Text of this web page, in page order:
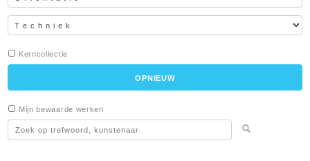
Kerncollectie
Mijn bewaarde werken